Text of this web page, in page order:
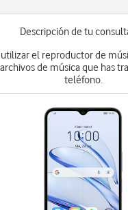
Descripción de tu
el reproductor de
de música que has
teléfono.